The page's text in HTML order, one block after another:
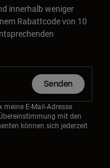
innerhalb weniger
Rabattcode von 10
Senden
E-Mail-Adresse
mit den
können sich jederzeit